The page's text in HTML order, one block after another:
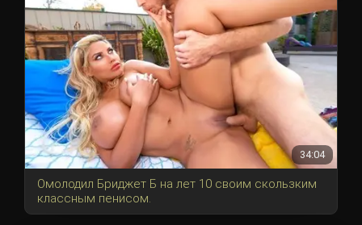
34:04
Омолодил Бриджет Б на лет 10 своим скользким
классным пенисом.